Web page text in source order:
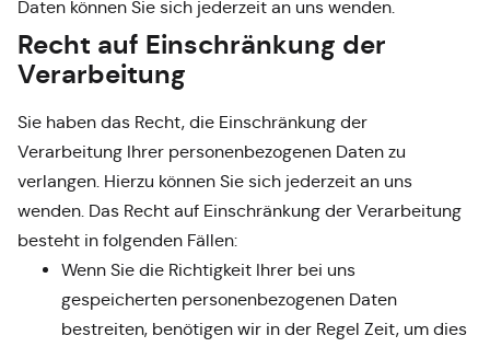
Daten können Sie sich jederzeit an uns wenden.
Recht auf Einschränkung der
Verarbeitung
Sie haben das Recht, die Einschränkung der
Verarbeitung Ihrer personenbezogenen Daten zu
verlangen. Hierzu können Sie sich jederzeit an uns
wenden. Das Recht auf Einschränkung der Verarbeitung
besteht in folgenden Fällen:
Wenn Sie die Richtigkeit Ihrer bei uns
gespeicherten personenbezogenen Daten
bestreiten, benötigen wir in der Regel Zeit, um dies